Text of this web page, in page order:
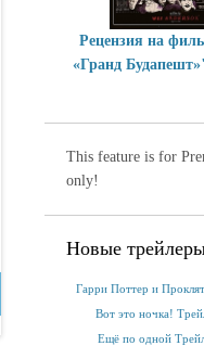
Рецензия на
«Гранд
This feature is for
only!
Новые
Гарри Поттер и
Вот это ночка!
Ещё по одной